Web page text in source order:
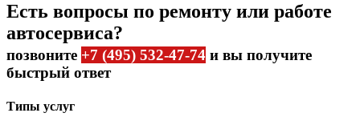
Есть вопросы по ремонту или работе
автосервиса?
позвоните +7 (495) 532-47-74 и вы получите
быстрый ответ
Типы услуг